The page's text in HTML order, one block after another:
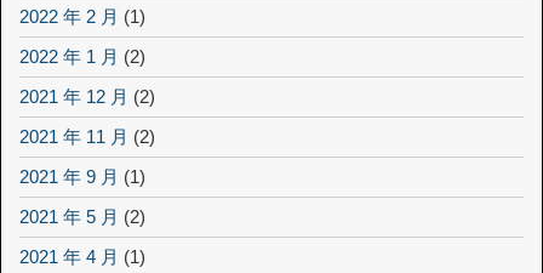
2022 年 2 月 (1)
2022 年 1 月 (2)
2021 年 12 月 (2)
2021 年 11 月 (2)
2021 年 9 月 (1)
2021 年 5 月 (2)
2021 年 4 月 (1)